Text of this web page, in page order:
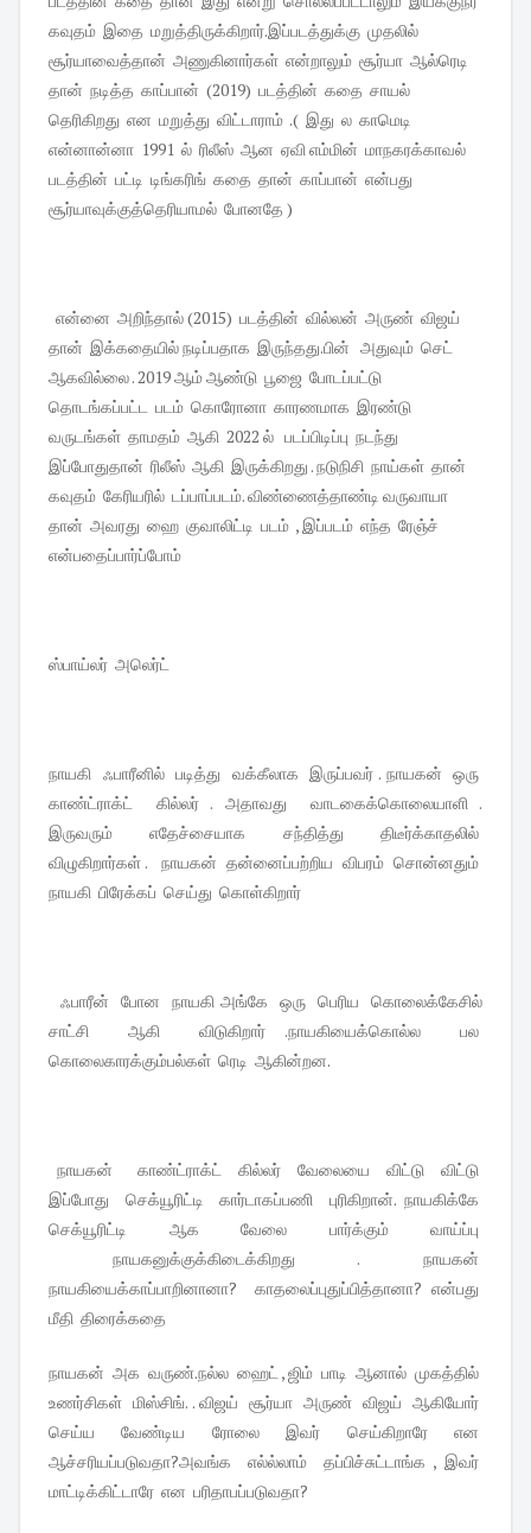
கவுதம் இதை மறுத்திருக்கிறார்.இப்படத்துக்கு முதலில்
சூர்யாவைத்தான் அணுகினார்கள் என்றாலும் சூர்யா ஆல்ரெடி
தான் நடித்த காப்பான் (2019) படத்தின் கதை சாயல்
தெரிகிறது என மறுத்து விட்டாராம் .( இது ல காமெடி
என்னான்னா 1991 ல் ரிலீஸ் ஆன ஏவி எம்மின் மாநகரக்காவல்
படத்தின் பட்டி டிங்கரிங் கதை தான் காப்பான் என்பது
சூர்யாவுக்குத்தெரியாமல் போனதே )
என்னை அறிந்தால் (2015) படத்தின் வில்லன் அருண் விஜய்
தான் இக்கதையில் நடிப்பதாக இருந்தது.பின் அதுவும் செட்
ஆகவில்லை . 2019 ஆம் ஆண்டு பூஜை போடப்பட்டு
தொடங்கப்பட்ட படம் கொரோனா காரணமாக இரண்டு
வருடங்கள் தாமதம் ஆகி 2022 ல் படப்பிடிப்பு நடந்து
இப்போதுதான் ரிலீஸ் ஆகி இருக்கிறது . நடுநிசி நாய்கள் தான்
கவுதம் கேரியரில் டப்பாப்படம். விண்ணைத்தாண்டி வருவாயா
தான் அவரது ஹை குவாலிட்டி படம் , இப்படம் எந்த ரேஞ்ச்
என்பதைப்பார்ப்போம்
ஸ்பாய்லர் அலெர்ட்
நாயகி ஃபாரீனில் படித்து வக்கீலாக இருப்பவர் . நாயகன் ஒரு
காண்ட்ராக்ட் கில்லர் . அதாவது வாடகைக்கொலையாளி .
இருவரும் எதேச்சையாக சந்தித்து திடீர்க்காதலில்
விழுகிறார்கள் . நாயகன் தன்னைப்பற்றிய விபரம் சொன்னதும்
நாயகி பிரேக்கப் செய்து கொள்கிறார்
ஃபாரீன் போன நாயகி அங்கே ஒரு பெரிய கொலைக்கேசில்
சாட்சி ஆகி விடுகிறார் .நாயகியைக்கொல்ல பல
கொலைகாரக்கும்பல்கள் ரெடி ஆகின்றன.
நாயகன் காண்ட்ராக்ட் கில்லர் வேலையை விட்டு விட்டு
இப்போது செக்யூரிட்டி கார்டாகப்பணி புரிகிறான். நாயகிக்கே
செக்யூரிட்டி ஆக வேலை பார்க்கும் வாய்ப்பு
நாயகனுக்குக்கிடைக்கிறது . நாயகன்
நாயகியைக்காப்பாறினானா? காதலைப்புதுப்பித்தானா? என்பது
மீதி திரைக்கதை
நாயகன் அக வருண்.நல்ல ஹைட் , ஜிம் பாடி ஆனால் முகத்தில்
உணர்சிகள் மிஸ்சிங். . விஜய் சூர்யா அருண் விஜய் ஆகியோர்
செய்ய வேண்டிய ரோலை இவர் செய்கிறாரே என
ஆச்சரியப்படுவதா?அவங்க எல்ல்லாம் தப்பிச்சுட்டாங்க , இவர்
மாட்டிக்கிட்டாரே என பரிதாபப்படுவதா?